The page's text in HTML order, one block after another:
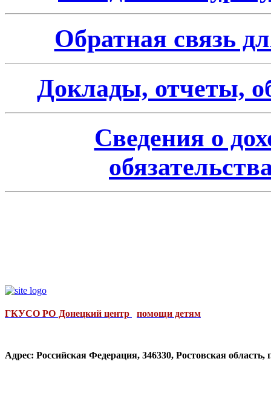
Обратная связь
Доклады, отчеты,
Сведения о
ГКУСО РО Донецкий центр помощи детям
Адрес: Российская Федерация, 346330, Ростовская